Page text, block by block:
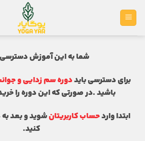
شما به این آموزش دسترسی
برای دسترسی بایددوره سم زدایی و
باشید .در صورتی که این دوره را
ابتدا واردحساب کاربریتانشوید و بعد
کنید.